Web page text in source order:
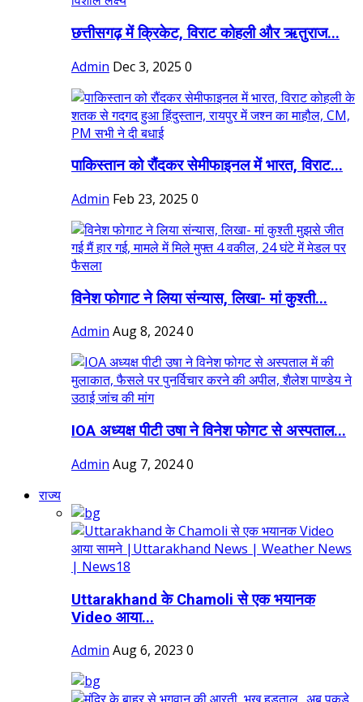
छत्तीसगढ़ में क्रिकेट, विराट कोहली और ऋतुराज...
Admin Dec 3, 2025 0
पाकिस्तान को रौंदकर सेमीफाइनल में भारत, विराट...
Admin Feb 23, 2025 0
विनेश फोगाट ने लिया संन्यास, लिखा- मां कुश्ती...
Admin Aug 8, 20240
IOA अध्यक्ष पीटी उषा ने विनेश फोगट से अस्पताल...
Admin Aug 7, 20240
राज्य
Uttarakhand के Chamoli से एक भयानक
Video आया...
Admin Aug 6, 2023 0